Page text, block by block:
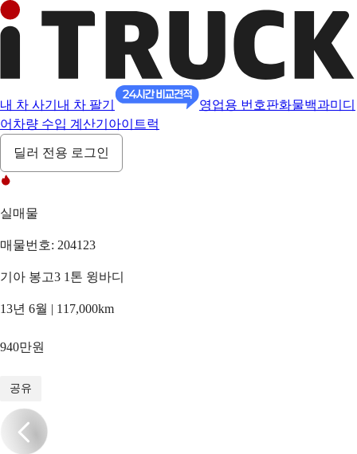
내 차 사기 내 차 팔기 영업용 번호판화물백과미디
어 차량 수입 계산기 아이트럭
딜러 전용 로그인
실매물
매물번호: 204123
기아 봉고3 1톤 윙바디
13년 6월 | 117,000km
940만원
공유
/14